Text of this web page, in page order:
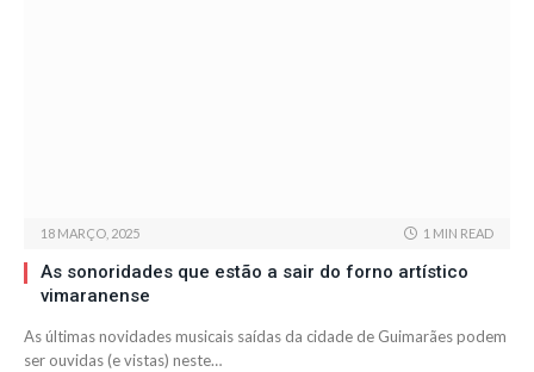
18 MARÇO, 2025 1 MIN READ
As sonoridades que estão a sair do forno artístico
vimaranense
As últimas novidades musicais saídas da cidade de Guimarães podem
ser ouvidas (e vistas) neste…